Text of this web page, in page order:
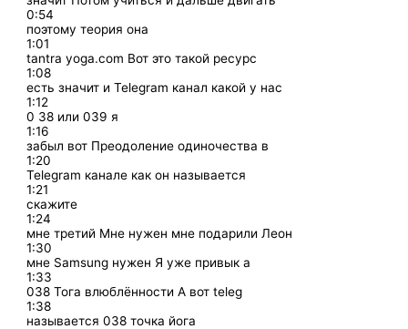
0:54
поэтому теория она
1:01
tantra yoga.com Вот это такой ресурс
1:08
есть значит и Telegram канал какой у нас
1:12
0 38 или 039 я
1:16
забыл вот Преодоление одиночества в
1:20
Telegram канале как он называется
1:21
скажите
1:24
мне третий Мне нужен мне подарили Леон
1:30
мне Samsung нужен Я уже привык а
1:33
038 Тога влюблённости А вот teleg
1:38
называется 038 точка йога